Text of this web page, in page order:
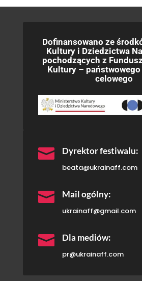
Dofinansowano ze
Kultury i Dziedzictwa
pochodzących z
Kultury –
celowego
 Dyrektor festiwalu:
beata@ukrainaff.com
 Mail ogólny:
ukrainaff@gmail.com
 Dla mediów:
pr@ukrainaff.com